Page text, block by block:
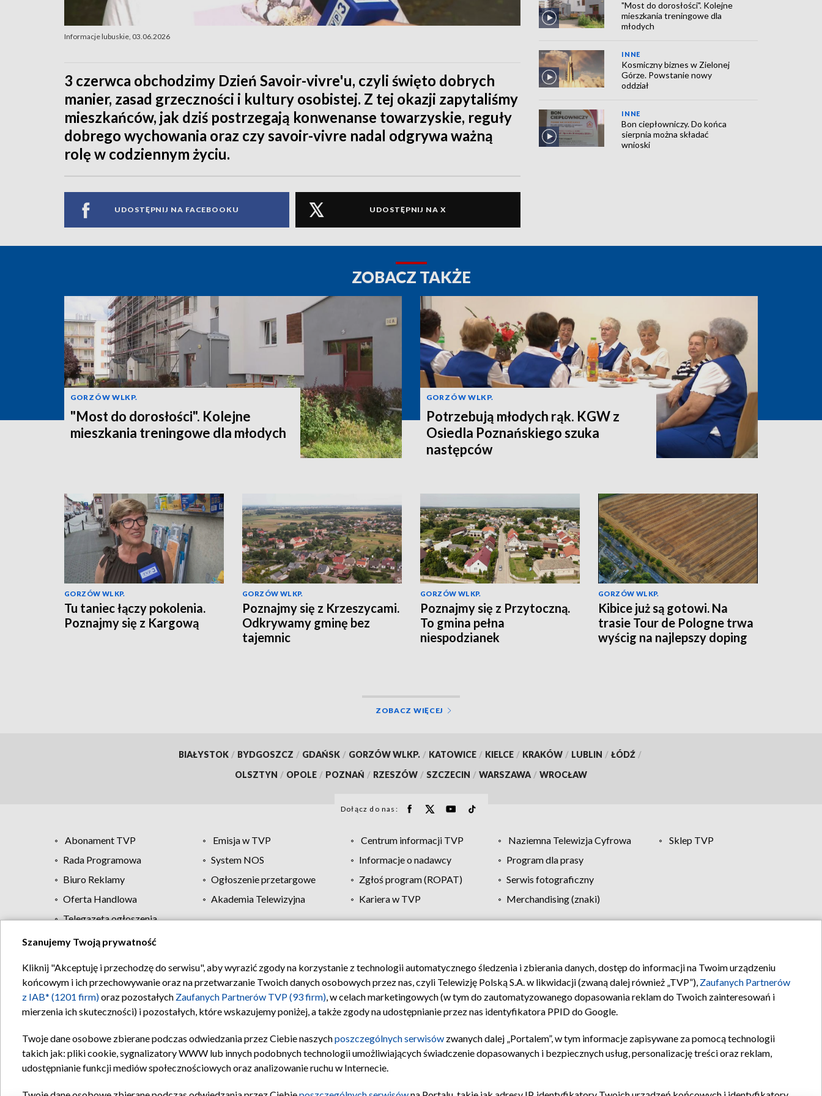
Informacje lubuskie, 03.06.2026
3 czerwca obchodzimy Dzień Savoir-vivre'u, czyli święto dobrych
manier, zasad grzeczności i kultury osobistej. Z tej okazji zapytaliśmy
mieszkańców, jak dziś postrzegają konwenanse towarzyskie, reguły
dobrego wychowania oraz czy savoir-vivre nadal odgrywa ważną
rolę w codziennym życiu.
UDOSTĘPNIJ NA FACEBOOKU UDOSTĘPNIJ NA X
"Most do dorosłości". Kolejne
mieszkania treningowe dla
młodych
INNE
Kosmiczny biznes w Zielonej
Górze. Powstanie nowy
oddział
INNE
Bon ciepłowniczy. Do końca
sierpnia można składać
wnioski
ZOBACZ TAKŻE
GORZÓW WLKP.
"Most do dorosłości". Kolejne
mieszkania treningowe dla młodych
GORZÓW WLKP.
Potrzebują młodych rąk. KGW z
Osiedla Poznańskiego szuka
następców
GORZÓW WLKP.
Tu taniec łączy pokolenia.
Poznajmy się z Kargową
GORZÓW WLKP.
Poznajmy się z Krzeszycami.
Odkrywamy gminę bez
tajemnic
GORZÓW WLKP.
Poznajmy się z Przytoczną.
To gmina pełna
niespodzianek
GORZÓW WLKP.
Kibice już są gotowi. Na
trasie Tour de Pologne trwa
wyścig na najlepszy doping
ZOBACZ WIĘCEJ
BIAŁYSTOK / BYDGOSZCZ / GDAŃSK / GORZÓW WLKP. / KATOWICE / KIELCE / KRAKÓW / LUBLIN / ŁÓDŹ /
OLSZTYN / OPOLE / POZNAŃ / RZESZÓW / SZCZECIN / WARSZAWA / WROCŁAW
Dołącz do nas:
Abonament TVP Emisja w TVP Centrum informacji TVP Naziemna Telewizja Cyfrowa
Sklep TVP
Rada Programowa
System NOS Informacje o nadawcy
Program dla prasy
Biuro Reklamy
Ogłoszenie przetargowe Zgłoś program (ROPAT)
Serwis fotograficzny
Oferta Handlowa
Akademia Telewizyjna Kariera w TVP
Merchandising (znaki)
Telegazeta ogłoszenia
Regulamin TVP Polityka prywatności Moje zgody Pomoc Biuro reklamy Kontakt
Szanujemy Twoją prywatność
Kliknij "Akceptuję i przechodzę do serwisu", aby wyrazić zgody na korzystanie z technologii automatycznego śledzenia i zbierania danych, dostęp do informacji na Twoim urządzeniu
końcowym i ich przechowywanie oraz na przetwarzanie Twoich danych osobowych przez nas, czyli Telewizję Polską S.A. w likwidacji (zwaną dalej również „TVP”), Zaufanych Partnerów
z IAB* (1201 firm)oraz pozostałych Zaufanych Partnerów TVP (93 firm), w celach marketingowych (w tym do zautomatyzowanego dopasowania reklam do Twoich zainteresowań i
mierzenia ich skuteczności) i pozostałych, które wskazujemy poniżej, a także zgody na udostępnianie przez nas identyfikatora PPID do Google.
Twoje dane osobowe zbierane podczas odwiedzania przez Ciebie naszychposzczególnych serwisów zwanych dalej „Portalem”, w tym informacje zapisywane za pomocą technologii
takich jak: pliki cookie, sygnalizatory WWW lub innych podobnych technologii umożliwiających świadczenie dopasowanych i bezpiecznych usług, personalizację treści oraz reklam,
udostępnianie funkcji mediów społecznościowych oraz analizowanie ruchu w Internecie.